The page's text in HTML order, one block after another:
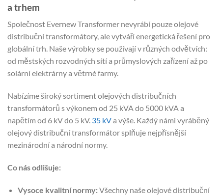
a trhem
Společnost Evernew Transformer nevyrábí pouze olejové
distribuční transformátory, ale vytváří energetická řešení pro
globální trh. Naše výrobky se používají v různých odvětvích:
od městských rozvodných sítí a průmyslových zařízení až po
solární elektrárny a větrné farmy.
Nabízíme široký sortiment olejových distribučních
transformátorů s výkonem od 25 kVA do 5000 kVA a
napětím od 6 kV do 5 kV. 35 kVa výše. Každý námi vyráběný
olejový distribuční transformátor splňuje nejpřísnější
mezinárodní a národní normy.
Co nás odlišuje:
Vysoce kvalitní normy:Všechny naše olejové distribuční